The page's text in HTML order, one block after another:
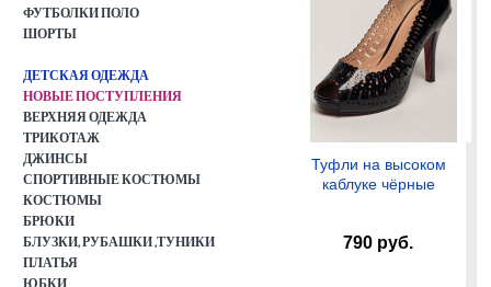
ФУТБОЛКИ ПОЛО
ШОРТЫ
ДЕТСКАЯ ОДЕЖДА
НОВЫЕ ПОСТУПЛЕНИЯ
ВЕРХНЯЯ ОДЕЖДА
ТРИКОТАЖ
ДЖИНСЫ
СПОРТИВНЫЕ КОСТЮМЫ
КОСТЮМЫ
БРЮКИ
БЛУЗКИ, РУБАШКИ ,ТУНИКИ
ПЛАТЬЯ
ЮБКИ
Туфли на высоком
каблуке чёрные
790 руб.